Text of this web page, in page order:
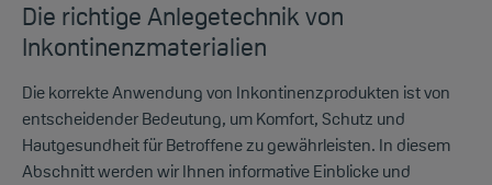
Die richtige Anlegetechnik von
Inkontinenzmaterialien
Die korrekte Anwendung von Inkontinenzprodukten ist von
entscheidender Bedeutung, um Komfort, Schutz und
Hautgesundheit für Betroffene zu gewährleisten. In diesem
Abschnitt werden wir Ihnen informative Einblicke und